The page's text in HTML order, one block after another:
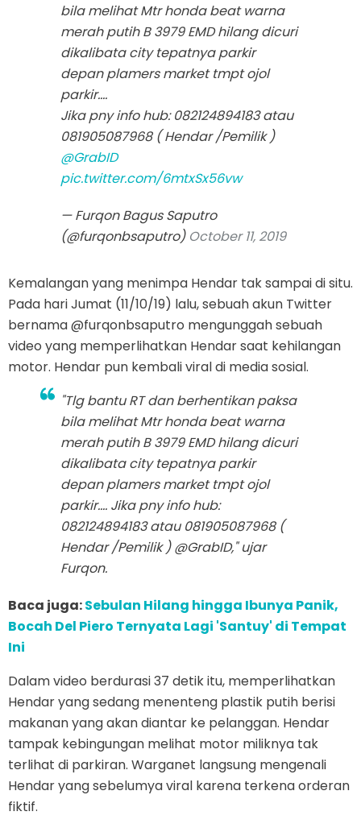
bila melihat Mtr honda beat warna
merah putih B 3979 EMD hilang dicuri
dikalibata city tepatnya parkir
depan plamers market tmpt ojol
parkir....
Jika pny info hub: 082124894183 atau
081905087968 ( Hendar /Pemilik )
@GrabID
pic.twitter.com/6mtxSx56vw
— Furqon Bagus Saputro
(@furqonbsaputro) October 11, 2019
Kemalangan yang menimpa Hendar tak sampai di situ.
Pada hari Jumat (11/10/19) lalu, sebuah akun Twitter
bernama @furqonbsaputro mengunggah sebuah
video yang memperlihatkan Hendar saat kehilangan
motor. Hendar pun kembali viral di media sosial.
"Tlg bantu RT dan berhentikan paksa
bila melihat Mtr honda beat warna
merah putih B 3979 EMD hilang dicuri
dikalibata city tepatnya parkir
depan plamers market tmpt ojol
parkir.... Jika pny info hub:
082124894183 atau 081905087968 (
Hendar /Pemilik ) @GrabID," ujar
Furqon.
Baca juga:Sebulan Hilang hingga Ibunya Panik,
Bocah Del Piero Ternyata Lagi 'Santuy' di Tempat
Ini
Dalam video berdurasi 37 detik itu, memperlihatkan
Hendar yang sedang menenteng plastik putih berisi
makanan yang akan diantar ke pelanggan. Hendar
tampak kebingungan melihat motor miliknya tak
terlihat di parkiran. Warganet langsung mengenali
Hendar yang sebelumya viral karena terkena orderan
fiktif.